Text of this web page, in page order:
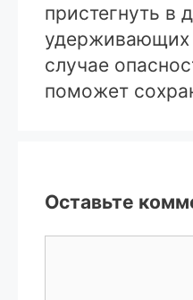
пристегнуть в
удерживающих
случае
поможет
Оставьте